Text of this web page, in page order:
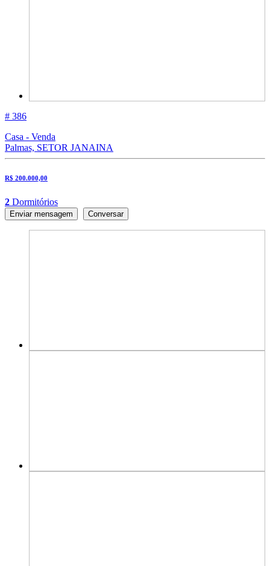
# 386
Casa - Venda
Palmas, SETOR JANAINA
R$ 200.000,00
2 Dormitórios
Enviar mensagem Conversar